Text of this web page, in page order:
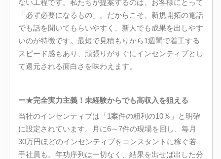
ない工程です。私たちが提案するのは、お客様にとって
「必ず必要になるもの」。だからこそ、新規開拓の電話
でも話を聞いてもらいやすく、新人でも成果を出しやす
いのが特徴です。最短で見積もりから1週間で着工する
スピード感もあり、頑張りがすぐにインセンティブとし
て還元される面白さを味わえます。
ー★完全実力主義！未経験からでも高収入を狙える
当社のインセンティブは「1案件の粗利の10％」と明確
に設定されています。月に6～7件の現場を回し、毎月
30万円ほどのインセンティブをコンスタントに稼ぐ若
手社員も。年功序列は一切なく、結果を出せば出した分